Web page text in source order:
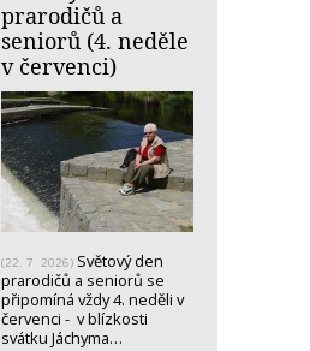
prarodičů a
seniorů (4. neděle
v červenci)
(22. 7. 2026) Světový den
prarodičů a seniorů se
připomíná vždy 4. neděli v
červenci - v blízkosti
svátku Jáchyma…